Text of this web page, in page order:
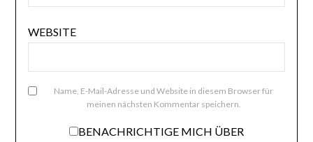
WEBSITE
Name, E-Mail-Adresse und Website in diesem Browser für
meinen nächsten Kommentar speichern.
BENACHRICHTIGE MICH ÜBER